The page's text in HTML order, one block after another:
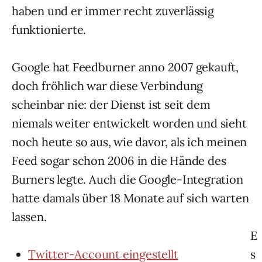
haben und er immer recht zuverlässig
funktionierte.
Google hat Feedburner anno 2007 gekauft,
doch fröhlich war diese Verbindung
scheinbar nie: der Dienst ist seit dem
niemals weiter entwickelt worden und sieht
noch heute so aus, wie davor, als ich meinen
Feed sogar schon 2006 in die Hände des
Burners legte. Auch die Google-Integration
hatte damals über 18 Monate auf sich warten
lassen.
Twitter-Account eingestellt
E
s